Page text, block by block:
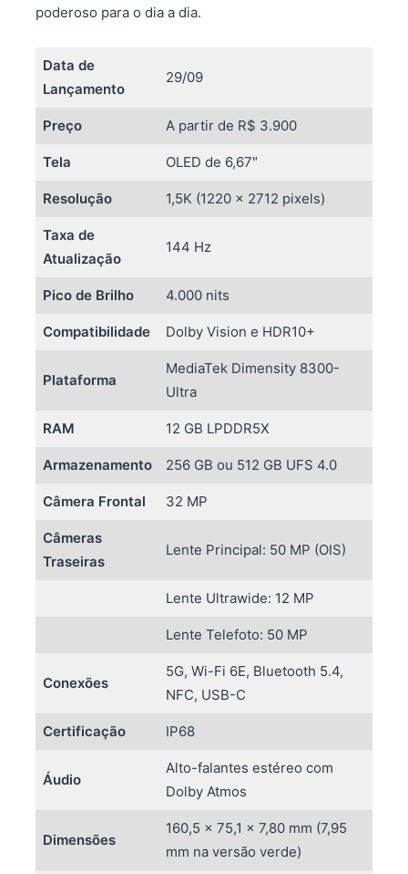
poderoso para o dia a dia.
Data de
Lançamento
29/09
Preço A partir de R$ 3.900
Tela OLED de 6,67″
Resolução 1,5K (1220 x 2712 pixels)
Taxa de
Atualização
144 Hz
Pico de Brilho 4.000 nits
Compatibilidade Dolby Vision e HDR10+
Plataforma
MediaTek Dimensity 8300-
Ultra
RAM 12 GB LPDDR5X
Armazenamento 256 GB ou 512 GB UFS 4.0
Câmera Frontal 32 MP
Câmeras
Traseiras
Lente Principal: 50 MP (OIS)
Lente Ultrawide: 12 MP
Lente Telefoto: 50 MP
Conexões
5G, Wi-Fi 6E, Bluetooth 5.4,
NFC, USB-C
Certificação IP68
Áudio
Alto-falantes estéreo com
Dolby Atmos
Dimensões
160,5 x 75,1 x 7,80 mm (7,95
mm na versão verde)